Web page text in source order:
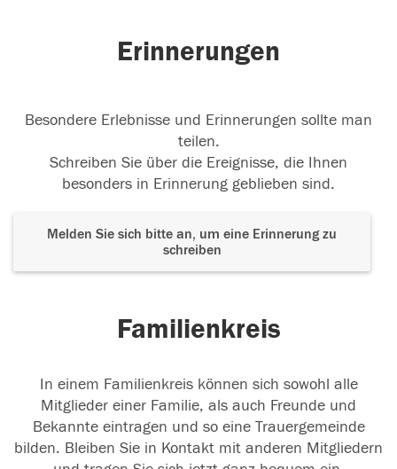
Erinnerungen
Besondere Erlebnisse und Erinnerungen sollte man
teilen.
Schreiben Sie über die Ereignisse, die Ihnen
besonders in Erinnerung geblieben sind.
Melden Sie sich bitte an, um eine Erinnerung zu
schreiben
Familienkreis
In einem Familienkreis können sich sowohl alle
Mitglieder einer Familie, als auch Freunde und
Bekannte eintragen und so eine Trauergemeinde
bilden. Bleiben Sie in Kontakt mit anderen Mitgliedern